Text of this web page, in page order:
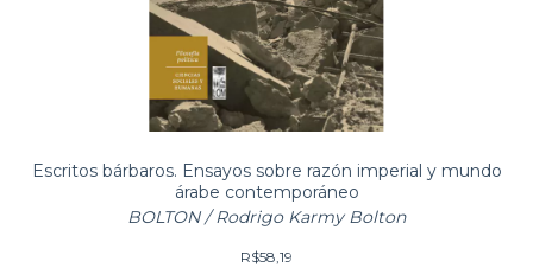
Escritos bárbaros. Ensayos sobre razón imperial y mundo
árabe contemporáneo
BOLTON / Rodrigo Karmy Bolton
R$58,19